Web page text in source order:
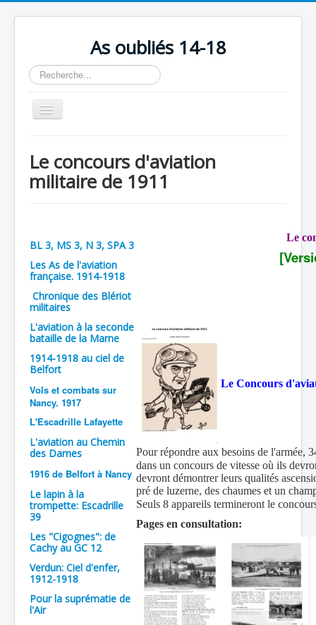
As oubliés 14-18
Rechercher
Basculer
la
Chronologie
Escadrilles
Avions
Personnels
Formation
Doctrines
Batailles
Les As
Cahiers des As
Le concours d'aviation
militaire de 1911
BL 3, MS 3, N 3, SPA 3
Les As de l'aviation
française. 1914-1918
Chronique des Blériot
militaires
L'aviation à la seconde
bataille de la Marne
1914-1918 au ciel de
Belfort
Vols et combats sur
Nancy. 1917
L'Escadrille Lafayette
L'aviation au Chemin
des Dames
1916 de Belfort à Nancy
Le lapin à la
trompette: Escadrille
39
Les "Cigognes": de
Cachy au GC 12
Verdun: Ciel d'enfer,
1912-1918
Pour la suprématie de
l'Air
Le
Le Concours
Pour répondre aux besoins de l'armée,
dans un concours de vitesse où ils
devront démontrer leurs qualités
pré de luzerne, des chaumes et un
Seuls 8 appareils termineront le
Pages en consultation: